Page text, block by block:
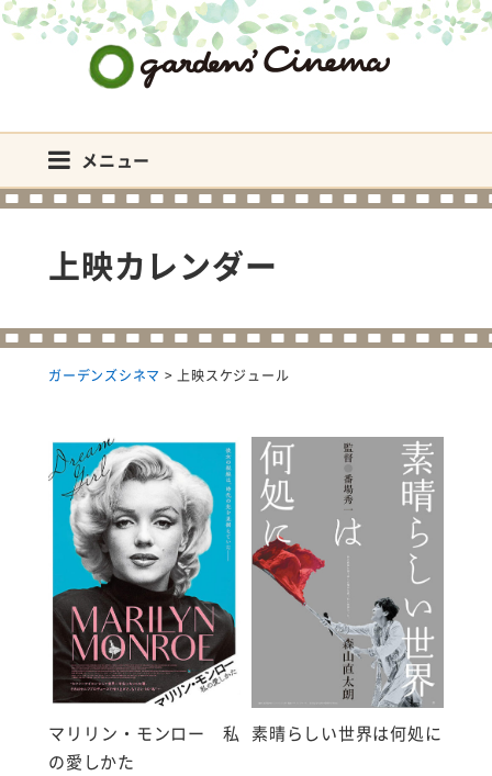
メニュー
上映カレンダー
ガーデンズシネマ >上映スケジュール
マリリン・モンロー 私
の愛しかた
素晴らしい世界は何処に